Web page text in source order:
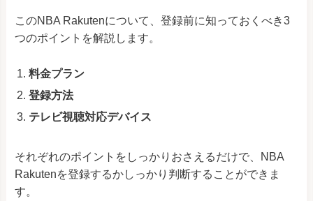
このNBA Rakutenについて、登録前に知っておくべき3
つのポイントを解説します。
料金プラン
登録方法
テレビ視聴対応デバイス
それぞれのポイントをしっかりおさえるだけで、NBA
Rakutenを登録するかしっかり判断することができま
す。